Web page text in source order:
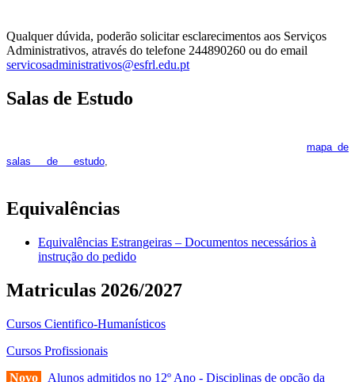
Qualquer dúvida, poderão solicitar esclarecimentos aos Serviços
Administrativos, através do telefone 244890260 ou do email
servicosadministrativos@esfrl.edu.pt
Salas de Estudo
mapa de
salas de estudo,
Equivalências
Equivalências Estrangeiras – Documentos necessários à
instrução do pedido
Matriculas 2026/2027
Cursos Cientifico-Humanísticos
Cursos Profissionais
Novo
Alunos admitidos no 12º Ano - Disciplinas de opção da